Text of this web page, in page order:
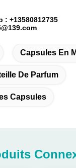
: +13580812735
Capsules En
De Parfum
Capsules